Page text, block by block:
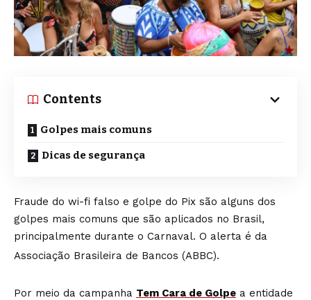
Contents
Golpes mais comuns
Dicas de segurança
Fraude do wi-fi falso e golpe do Pix são alguns dos
golpes mais comuns que são aplicados no Brasil,
principalmente durante o Carnaval. O alerta é da
Associação Brasileira de Bancos (ABBC).
Por meio da campanha Tem Cara de Golpe a entidade